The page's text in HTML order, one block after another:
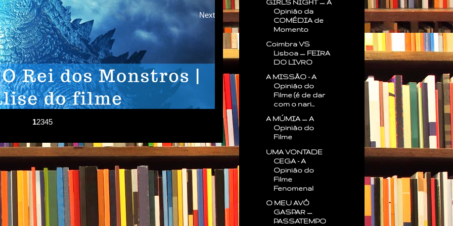
Next
12345
GIRLS NIGHT — A
Opinião da
COMÉDIA de
Momento
Coimbra VS
Lisboa — FEIRA
DO LIVRO
A MISSÃO - A
Opinião do
Filme (é de dar
com o nari...
A MÚMIA — A
Opinião do
Filme
UMA VONTADE
CEGA - A
Opinião do
Filme
Fenomenal
O MEU AVÔ
GASPAR —
PASSATEMPO